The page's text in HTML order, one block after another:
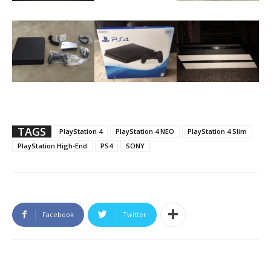
TAGS PlayStation 4 PlayStation 4 NEO
PlayStation 4 Slim
PlayStation High-End
PS4 SONY
Facebook Twitter